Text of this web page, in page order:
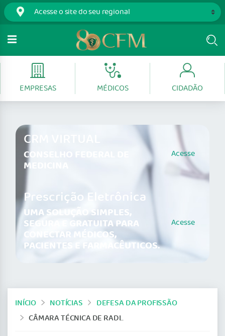
EMPRESAS MÉDICOS CIDADÃO
CRM VIRTUAL
CONSELHO FEDERAL DE
MEDICINA
Acesse
Prescrição Eletrônica
UMA SOLUÇÃO SIMPLES,
SEGURA E GRATUITA PARA
CONECTAR MÉDICOS,
PACIENTES E FARMACÊUTICOS.
Acesse
INÍCIO NOTÍCIAS
DEFESA DA PROFISSÃO
CÂMARA TÉCNICA DE RADIOLOGIA E DIAGNÓSTICO POR IMAGEM DISCUTE SOBRE OS PEDIDOS DE EXAME E A TELEMEDICINA